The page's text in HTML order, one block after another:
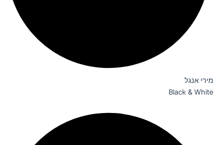
מירי אנגל
Black & White